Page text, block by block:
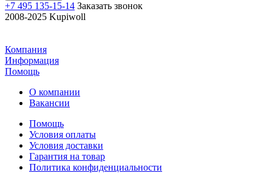
+7 495 135-15-14 Заказать звонок
2008-2025 Kupiwoll
Компания
Информация
Помощь
О компании
Вакансии
Помощь
Условия оплаты
Условия доставки
Гарантия на товар
Политика конфиденциальности